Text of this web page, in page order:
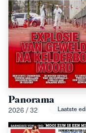
Panorama
2026 / 32 Laatste